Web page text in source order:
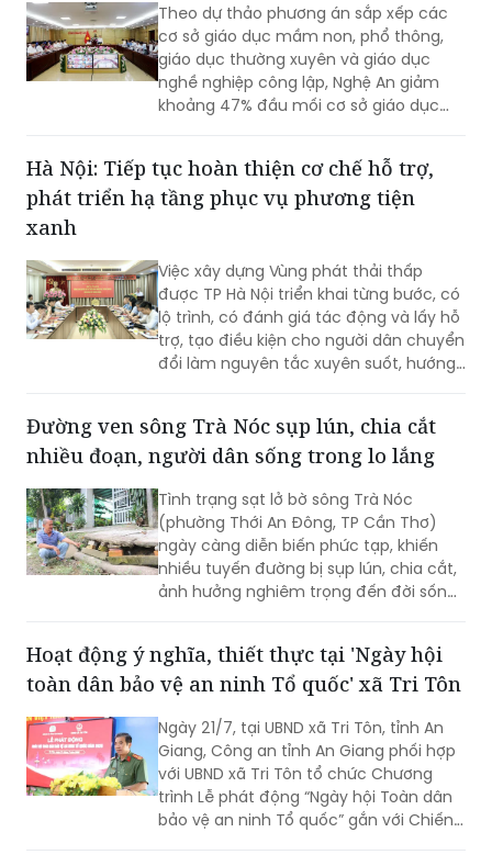
Theo dự thảo phương án sắp xếp các
cơ sở giáo dục mầm non, phổ thông,
giáo dục thường xuyên và giáo dục
nghề nghiệp công lập, Nghệ An giảm
khoảng 47% đầu mối cơ sở giáo dục
Hà Nội: Tiếp tục hoàn thiện cơ chế hỗ trợ,
phát triển hạ tầng phục vụ phương tiện
xanh
Việc xây dựng Vùng phát thải thấp
được TP Hà Nội triển khai từng bước, có
lộ trình, có đánh giá tác động và lấy hỗ
trợ, tạo điều kiện cho người dân chuyển
đổi làm nguyên tắc xuyên suốt, hướng
công cộng hiện đại và xây dựng Thủ đô
xanh, văn minh, bền vững.
Đường ven sông Trà Nóc sụp lún, chia cắt
nhiều đoạn, người dân sống trong lo lắng
Tình trạng sạt lở bờ sông Trà Nóc
(phường Thới An Đông, TP Cần Thơ)
ngày càng diễn biến phức tạp, khiến
nhiều tuyến đường bị sụp lún, chia cắt,
ảnh hưởng nghiêm trọng đến đời sống
nâng đường để duy trì lối đi. Tuy nhiên,
người dân vẫn thường trực nỗi lo sạt lở,
nước lớn.
Hoạt động ý nghĩa, thiết thực tại 'Ngày hội
toàn dân bảo vệ an ninh Tổ quốc' xã Tri Tôn
Ngày 21/7, tại UBND xã Tri Tôn, tỉnh An
Giang, Công an tỉnh An Giang phối hợp
với UBND xã Tri Tôn tổ chức Chương
trình Lễ phát động “Ngày hội Toàn dân
bảo vệ an ninh Tổ quốc” gắn với Chiến